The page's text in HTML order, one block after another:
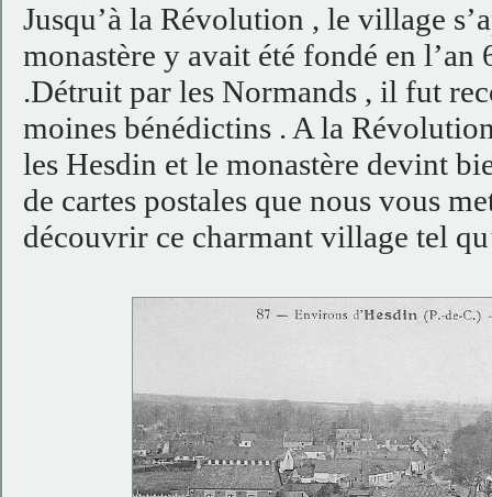
Jusqu’à la Révolution , le village
monastère y avait été fondé en
.Détruit par les Normands , il fut
moines bénédictins . A la
les Hesdin et le monastère devint
de cartes postales que nous vous
découvrir ce charmant village tel